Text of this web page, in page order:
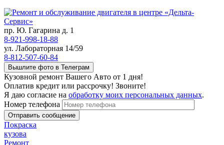
пр. Ю. Гагарина д. 1
8-921-998-18-88
ул. Лабораторная 14/59
8-812-507-60-84
Вышлите фото в Телеграм
Кузовной ремонт Вашего Авто от 1 дня!
Оплатив кредит или рассрочку! Звоните!
Я даю согласие на обработку моих персональных данных.
Номер телефона
Покраска
кузова
Ремонт